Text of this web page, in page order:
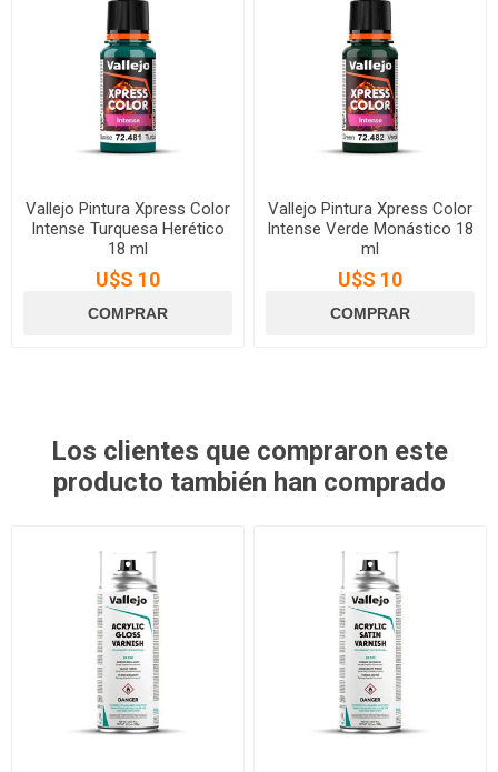
Vallejo Pintura Xpress Color
Intense Turquesa Herético
18 ml
U$S 10
Vallejo Pintura Xpress Color
Intense Verde Monástico 18
ml
U$S 10
Los clientes que compraron este
producto también han comprado